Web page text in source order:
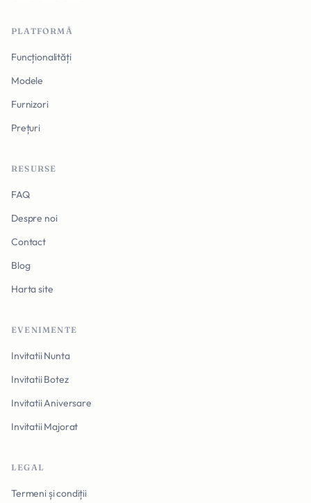
PLATFORMĂ
Funcționalități
Modele
Furnizori
Prețuri
RESURSE
FAQ
Despre noi
Contact
Blog
Harta site
EVENIMENTE
Invitatii Nunta
Invitatii Botez
Invitatii Aniversare
Invitatii Majorat
LEGAL
Termeni și condiții